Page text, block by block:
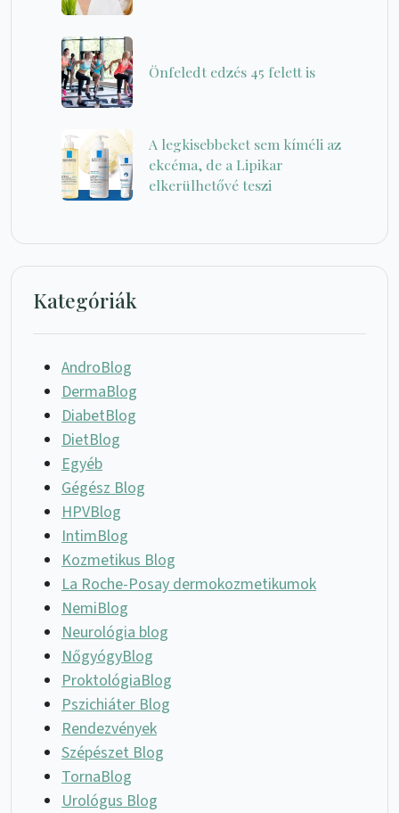
Önfeledt edzés 45 felett is
A legkisebbeket sem kíméli az
ekcéma, de a Lipikar
elkerülhetővé teszi
Kategóriák
AndroBlog
DermaBlog
DiabetBlog
DietBlog
Egyéb
Gégész Blog
HPVBlog
IntimBlog
Kozmetikus Blog
La Roche-Posay dermokozmetikumok
NemiBlog
Neurológia blog
NőgyógyBlog
ProktológiaBlog
Pszichiáter Blog
Rendezvények
Szépészet Blog
TornaBlog
Urológus Blog